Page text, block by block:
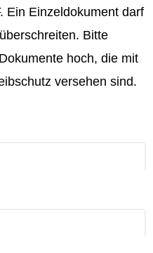
Ein Einzeldokument darf
Bitte
hoch, die mit
versehen sind.